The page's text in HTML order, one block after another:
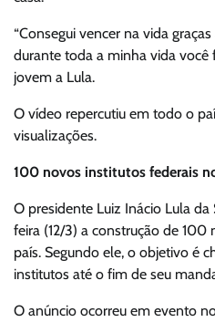
“Consegui vencer na vida
durante toda a minha vida você
jovem a Lula.
O vídeo repercutiu em todo o
visualizações.
100 novos institutos federais
O presidente Luiz Inácio Lula
feira (12/3) a construção de
país. Segundo ele, o objetivo é
institutos até o fim de seu
O anúncio ocorreu em evento